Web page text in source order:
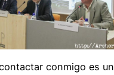
conmigo es un